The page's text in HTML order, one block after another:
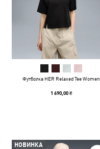
Футболка HER Relaxed Tee Women
1 690,00 ₴
НОВИНКА